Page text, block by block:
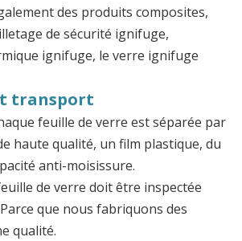
des produits composites,
de sécurité ignifuge,
ignifuge, le verre ignifuge
transport
feuille de verre est séparée par
haute qualité, un film plastique, du
anti-moisissure.
de verre doit être inspectée
que nous fabriquons des
qualité.